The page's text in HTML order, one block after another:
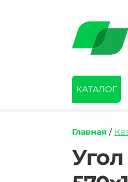
КАТАЛОГ
Главная /
https://
naruzhnyy-